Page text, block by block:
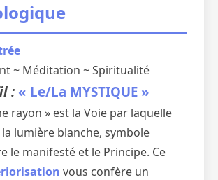
~ Méditation ~ Spiritualité
: « Le/La MYSTIQUE »
rayon » est la Voie par laquelle
la lumière blanche, symbole
le manifesté et le Principe. Ce
vous confère un